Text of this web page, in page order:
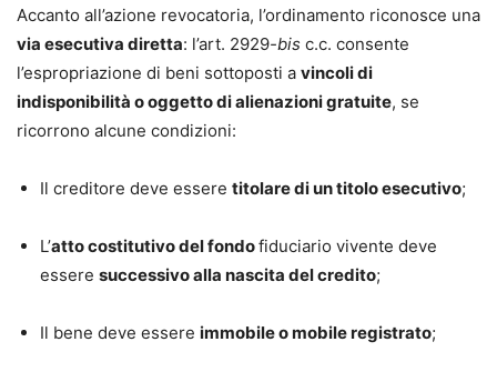
Accanto all’azione revocatoria, l’ordinamento riconosce una
via esecutiva diretta: l’art. 2929-bis c.c. consente
l’espropriazione di beni sottoposti a vincoli di
indisponibilità o oggetto di alienazioni gratuite, se
ricorrono alcune condizioni:
Il creditore deve essere titolare di un titolo esecutivo;
L’atto costitutivo del fondofiduciario vivente deve
essere successivo alla nascita del credito;
Il bene deve essere immobile o mobile registrato;